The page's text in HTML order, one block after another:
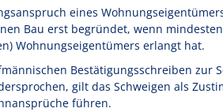
eines
Bau erst begründet, wenn
Wohnungseigentümers erlangt hat.
Bestätigungsschreiben zur
gilt das Schweigen als
führen.